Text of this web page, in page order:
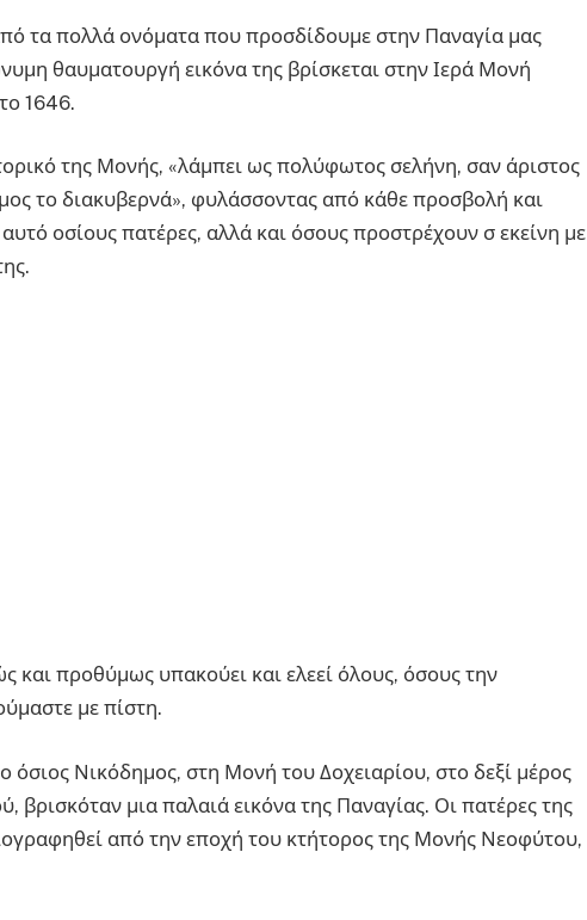
τα πολλά ονόματα που προσδίδουμε στην Παναγία μας
θαυματουργή εικόνα της βρίσκεται στην Ιερά Μονή
1646.
της Μονής, «λάμπει ως πολύφωτος σελήνη, σαν άριστος
το διακυβερνά», φυλάσσοντας από κάθε προσβολή και
οσίους πατέρες, αλλά και όσους προστρέχουν σ εκείνη με
και προθύμως υπακούει και ελεεί όλους, όσους την
με πίστη.
όσιος Νικόδημος, στη Μονή του Δοχειαρίου, στο δεξί μέρος
βρισκόταν μια παλαιά εικόνα της Παναγίας. Οι πατέρες της
από την εποχή του κτήτορος της Μονής Νεοφύτου,